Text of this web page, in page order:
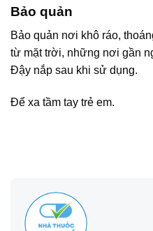
Bảo quản
Bảo quản nơi khô ráo,
từ mặt trời, những nơi gần
Đậy nắp sau khi sử dụng.
Để xa tầm tay trẻ em.